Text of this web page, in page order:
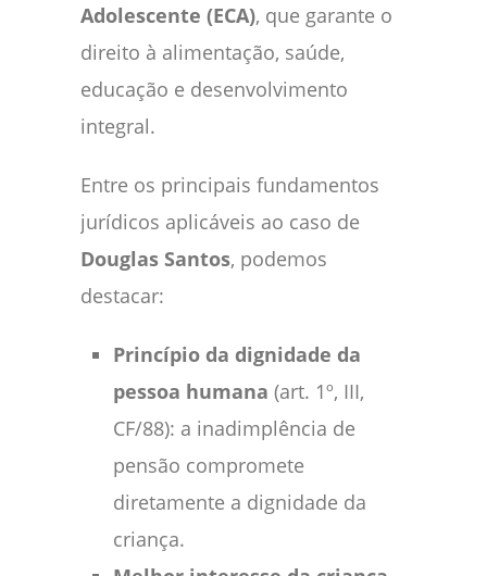
Adolescente (ECA), que garante o
direito à alimentação, saúde,
educação e desenvolvimento
integral.
Entre os principais fundamentos
jurídicos aplicáveis ao caso de
Douglas Santos, podemos
destacar:
Princípio da dignidade da
pessoa humana (art. 1º, III,
CF/88): a inadimplência de
pensão compromete
diretamente a dignidade da
criança.